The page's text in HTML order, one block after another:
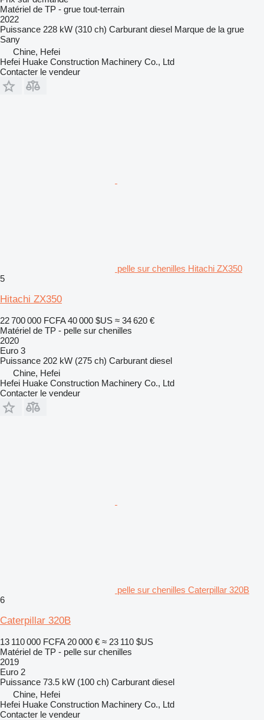
Matériel de TP - grue tout-terrain
2022
Puissance 228 kW (310 ch) Carburant diesel Marque de la grue
Sany
Chine, Hefei
Hefei Huake Construction Machinery Co., Ltd
Contacter le vendeur
pelle sur chenilles Hitachi ZX350
5
Hitachi ZX350
22 700 000 FCFA 40 000 $US ≈ 34 620 €
Matériel de TP - pelle sur chenilles
2020
Euro 3
Puissance 202 kW (275 ch) Carburant diesel
Chine, Hefei
Hefei Huake Construction Machinery Co., Ltd
Contacter le vendeur
pelle sur chenilles Caterpillar 320B
6
Caterpillar 320B
13 110 000 FCFA 20 000 € ≈ 23 110 $US
Matériel de TP - pelle sur chenilles
2019
Euro 2
Puissance 73.5 kW (100 ch) Carburant diesel
Chine, Hefei
Hefei Huake Construction Machinery Co., Ltd
Contacter le vendeur